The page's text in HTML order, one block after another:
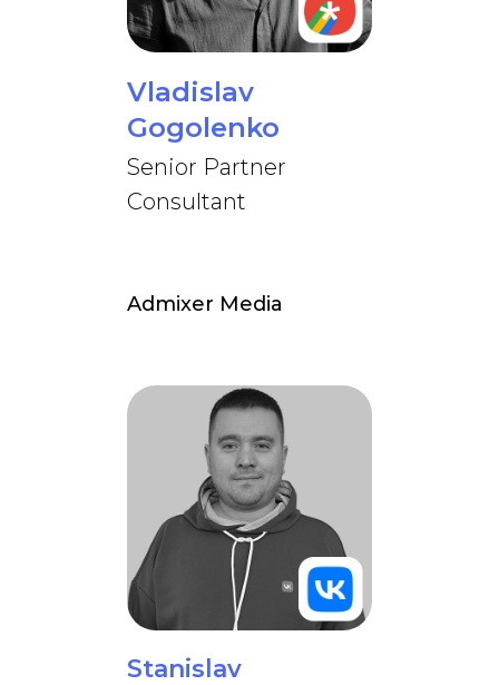
Vladislav
Gogolenko
Senior Partner
Consultant
Admixer Media
Stanislav